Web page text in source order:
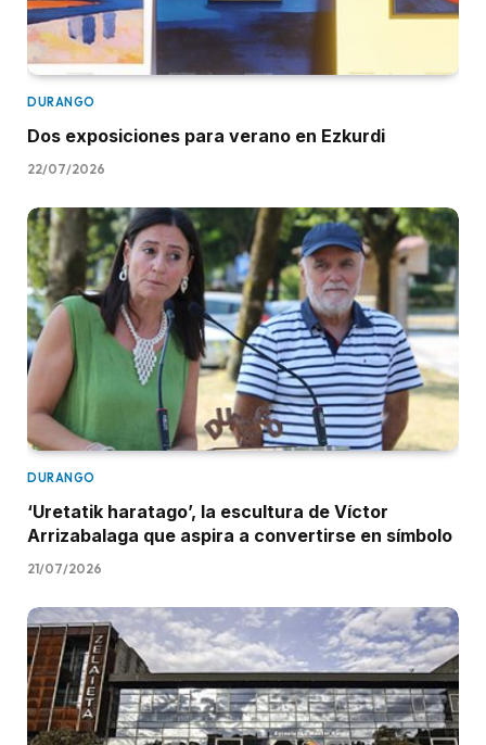
DURANGO
Dos exposiciones para verano en Ezkurdi
22/07/2026
DURANGO
‘Uretatik haratago’, la escultura de Víctor
Arrizabalaga que aspira a convertirse en símbolo
21/07/2026